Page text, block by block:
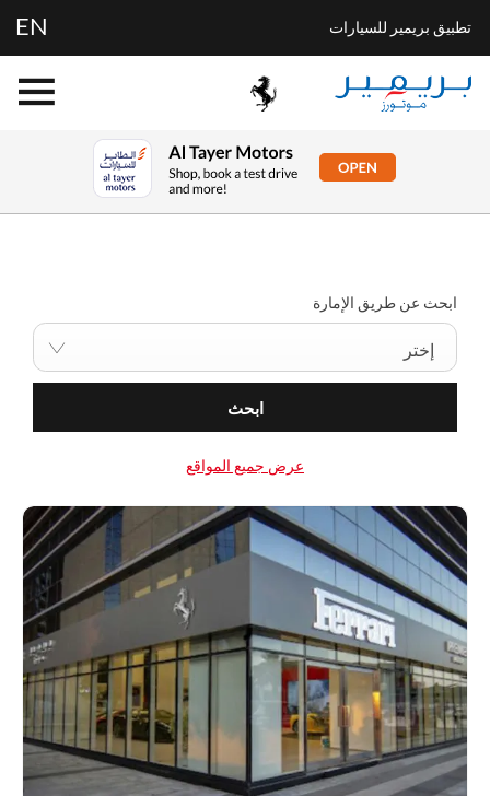
EN تطبيق بريمير للسيارات
ابحث عن أقرب وكالة لك الآن
إختر سيارتك المثالية، تصفح مختلف العروض و اشتري بالسعر الذي
ابحث عن طريق الإمارة
إختر
ابحث
عرض جميع المواقع